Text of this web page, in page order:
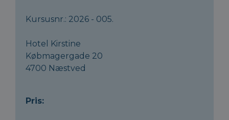
Kursusnr.: 2026 - 005.
Hotel Kirstine
Købmagergade 20
4700 Næstved
Pris: